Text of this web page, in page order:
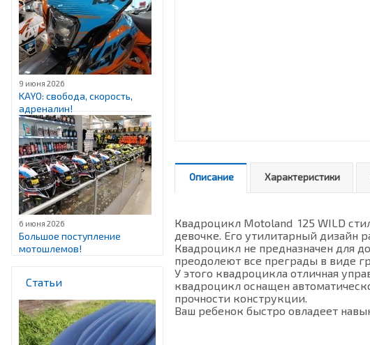
9 июня 2026
KAYO: свобода, скорость,
адреналин!
6 июня 2026
Большое поступление
мотошлемов!
Статьи
Описание Характеристики
Квадроцикл Motoland 125 WILD
девочке. Его утилитарный дизайн
Квадроцикл не предназначен для
преодолеют все преграды в виде
У этого квадроцикла отличная
квадроцикл оснащен
прочности конструкции.
Ваш ребенок быстро овладеет